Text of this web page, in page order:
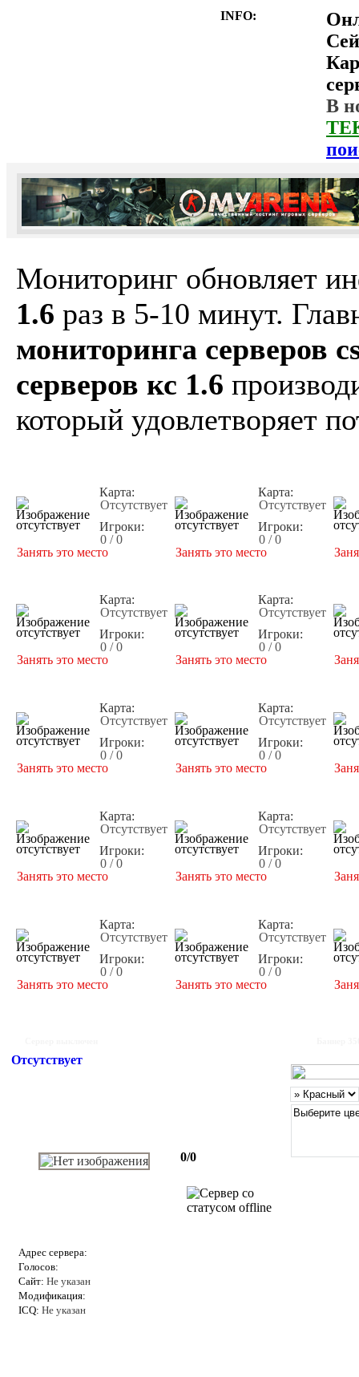
INFO:
В
Мониторинг обновляет
1.6 раз в 5-10 минут.
мониторинга серверов
серверов кс 1.6
который удовлетворяет
Карта:
Отсутствует
Игроки:
0 / 0
Занять это место
Карта:
Отсутствует
Игроки:
0 / 0
Занять это место
Карта:
Отсутствует
Игроки:
0 / 0
Занять это место
Карта:
Отсутствует
Игроки:
0 / 0
Занять это место
Карта:
Отсутствует
Игроки:
0 / 0
Занять это место
Карта:
Отсутствует
Игроки:
0 / 0
Занять это место
Карта:
Отсутствует
Игроки:
0 / 0
Занять это место
Карта:
Отсутствует
Игроки:
0 / 0
Занять это место
Карта:
Отсутствует
Игроки:
0 / 0
Занять это место
Карта:
Отсутствует
Игроки:
0 / 0
Занять это место
Отсутствует
0/0
Адрес сервера:
Голосов:
Сайт: Не указан
Модификация:
ICQ: Не указан